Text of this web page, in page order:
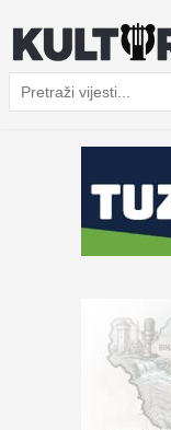
Pretraga